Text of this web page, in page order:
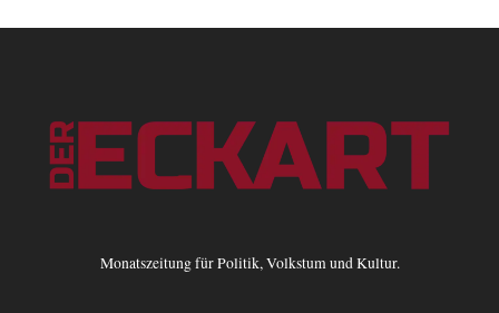
Monatszeitung für Politik, Volkstum und Kultur.